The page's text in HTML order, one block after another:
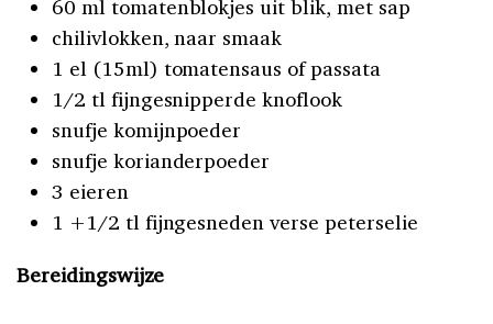
60 ml tomatenblokjes uit blik, met sap
chilivlokken, naar smaak
1 el (15ml) tomatensaus of passata
1/2 tl fijngesnipperde knoflook
snufje komijnpoeder
snufje korianderpoeder
3 eieren
1 +1/2 tl fijngesneden verse peterselie
Bereidingswijze